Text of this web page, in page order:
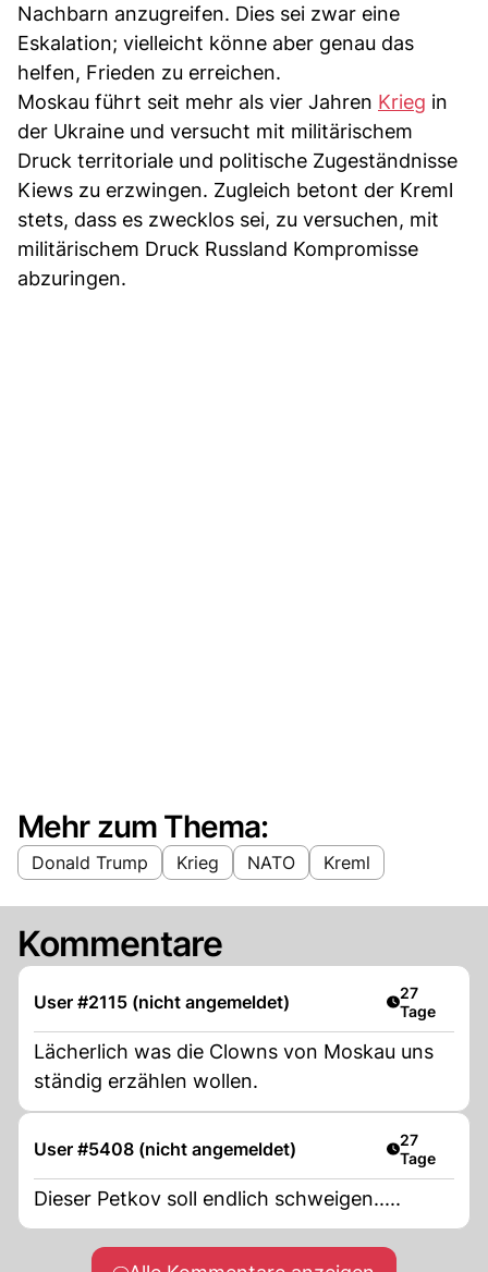
Nachbarn anzugreifen. Dies sei zwar eine
Eskalation; vielleicht könne aber genau das
helfen, Frieden zu erreichen.
Moskau führt seit mehr als vier Jahren Krieg in
der Ukraine und versucht mit militärischem
Druck territoriale und politische Zugeständnisse
Kiews zu erzwingen. Zugleich betont der Kreml
stets, dass es zwecklos sei, zu versuchen, mit
militärischem Druck Russland Kompromisse
abzuringen.
Mehr zum Thema:
Donald Trump Krieg NATO Kreml
Kommentare
User #2115 (nicht angemeldet) Artikel
27
Tage
Lächerlich was die Clowns von Moskau uns
ständig erzählen wollen.
User #5408 (nicht angemeldet) Artikel
27
Tage
Dieser Petkov soll endlich schweigen.....